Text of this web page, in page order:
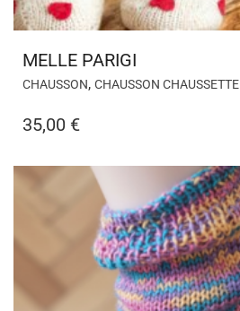
MELLE PARIGI
CHAUSSON, CHAUSSON CHAUSSETTE
35,00 €